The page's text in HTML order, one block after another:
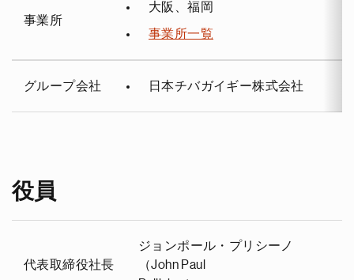
事業所
大阪、福岡
事業所一覧
グループ会社 日本チバガイギー株式会社
役員
代表取締役社長
ジョンポール・プリシーノ
（John Paul